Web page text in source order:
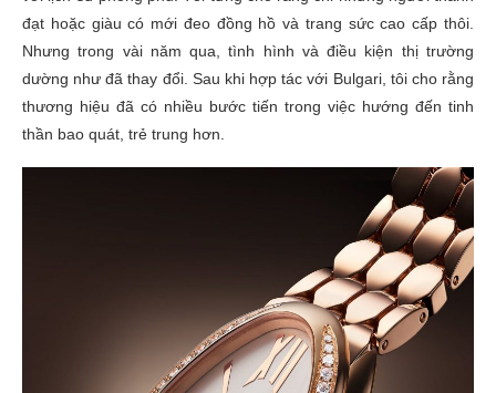
đạt hoặc giàu có mới đeo đồng hồ và trang sức cao cấp thôi.
Nhưng trong vài năm qua, tình hình và điều kiện thị trường
dường như đã thay đổi. Sau khi hợp tác với Bulgari, tôi cho rằng
thương hiệu đã có nhiều bước tiến trong việc hướng đến tinh
thần bao quát, trẻ trung hơn.